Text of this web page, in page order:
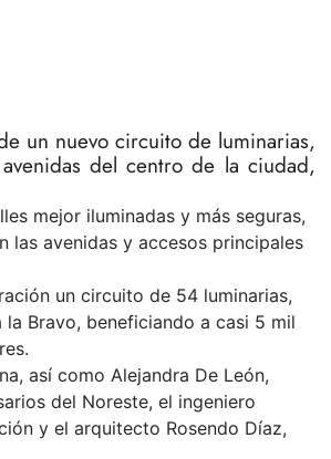
un nuevo circuito de luminarias,
del centro de la ciudad,
mejor iluminadas y más seguras,
las avenidas y accesos principales
un circuito de 54 luminarias,
Bravo, beneficiando a casi 5 mil
así como Alejandra De León,
del Noreste, el ingeniero
y el arquitecto Rosendo Díaz,